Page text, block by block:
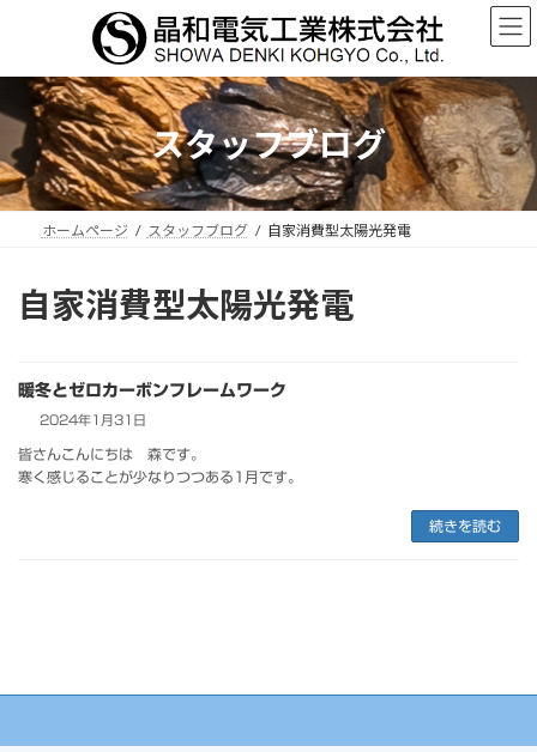
ン
ツ
ス
キ
ッ
ー
シ
ン
に
移
スタッフブログ
ホームページ スタッフブログ 自家消費型太陽光発電
自家消費型太陽光発電
暖冬とゼロカーボンフレームワーク
2024年1月31日
皆さんこんにちは 森です。
寒く感じることが少なりつつある1月です。
続きを読む